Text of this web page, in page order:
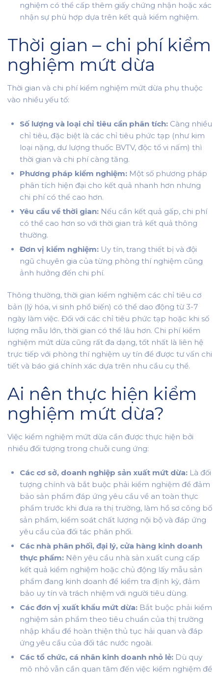
nghiệm có thể cấp thêm giấy chứng nhận hoặc xác
nhận sự phù hợp dựa trên kết quả kiểm nghiệm.
Thời gian – chi phí kiểm
nghiệm mứt dừa
Thời gian và chi phí kiểm nghiệm mứt dừa phụ thuộc
vào nhiều yếu tố:
Số lượng và loại chỉ tiêu cần phân tích: Càng nhiều
chỉ tiêu, đặc biệt là các chỉ tiêu phức tạp (như kim
loại nặng, dư lượng thuốc BVTV, độc tố vi nấm) thì
thời gian và chi phí càng tăng.
Phương pháp kiểm nghiệm: Một số phương pháp
phân tích hiện đại cho kết quả nhanh hơn nhưng
chi phí có thể cao hơn.
Yêu cầu về thời gian: Nếu cần kết quả gấp, chi phí
có thể cao hơn so với thời gian trả kết quả thông
thường.
Đơn vị kiểm nghiệm: Uy tín, trang thiết bị và đội
ngũ chuyên gia của từng phòng thí nghiệm cũng
ảnh hưởng đến chi phí.
Thông thường, thời gian kiểm nghiệm các chỉ tiêu cơ
bản (lý hóa, vi sinh phổ biến) có thể dao động từ 3-7
ngày làm việc. Đối với các chỉ tiêu phức tạp hoặc khi số
lượng mẫu lớn, thời gian có thể lâu hơn. Chi phí kiểm
nghiệm mứt dừa cũng rất đa dạng, tốt nhất là liên hệ
trực tiếp với phòng thí nghiệm uy tín để được tư vấn chi
tiết và báo giá chính xác dựa trên nhu cầu cụ thể.
Ai nên thực hiện kiểm
nghiệm mứt dừa?
Việc kiểm nghiệm mứt dừa cần được thực hiện bởi
nhiều đối tượng trong chuỗi cung ứng:
Các cơ sở, doanh nghiệp sản xuất mứt dừa: Là đối
tượng chính và bắt buộc phải kiểm nghiệm để đảm
bảo sản phẩm đáp ứng yêu cầu về an toàn thực
phẩm trước khi đưa ra thị trường, làm hồ sơ công bố
sản phẩm, kiểm soát chất lượng nội bộ và đáp ứng
yêu cầu của đối tác phân phối.
Các nhà phân phối, đại lý, cửa hàng kinh doanh
thực phẩm: Nên yêu cầu nhà sản xuất cung cấp
kết quả kiểm nghiệm hoặc chủ động lấy mẫu sản
phẩm đang kinh doanh để kiểm tra định kỳ, đảm
bảo uy tín và trách nhiệm với người tiêu dùng.
Các đơn vị xuất khẩu mứt dừa: Bắt buộc phải kiểm
nghiệm sản phẩm theo tiêu chuẩn của thị trường
nhập khẩu để hoàn thiện thủ tục hải quan và đáp
ứng yêu cầu của đối tác nước ngoài.
Các tổ chức, cá nhân kinh doanh nhỏ lẻ: Dù quy
mô nhỏ vẫn cần quan tâm đến việc kiểm nghiệm để